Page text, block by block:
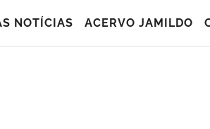
NOTÍCIAS ACERVO JAMILDO